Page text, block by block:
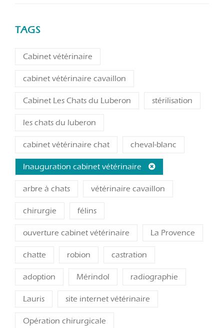
TAGS
Cabinet vétérinaire
cabinet vétérinaire cavaillon
Cabinet Les Chats du Luberon stérilisation
les chats du luberon
cabinet vétérinaire chat cheval-blanc
Inauguration cabinet vétérinaire
arbre à chats vétérinaire cavaillon
chirurgie félins
ouverture cabinet vétérinaire La Provence
chatte robion castration
adoption Mérindol radiographie
Lauris site internet vétérinaire
Opération chirurgicale